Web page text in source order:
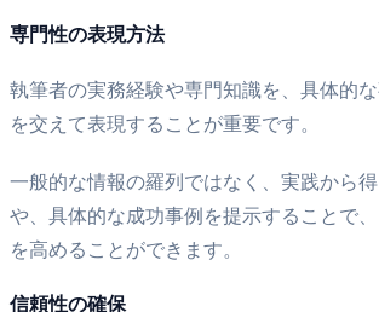
専門性の表現方法
執筆者の実務経験や専門知識を、具体的
を交えて表現することが重要です。
一般的な情報の羅列ではなく、実践から
や、具体的な成功事例を提示することで
を高めることができます。
信頼性の確保